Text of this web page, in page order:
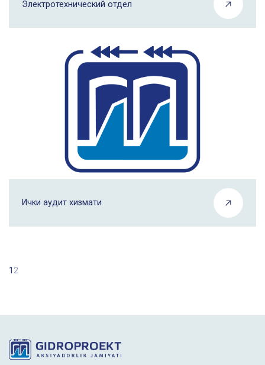
Электротехнический отдел
Ички аудит хизмати
12